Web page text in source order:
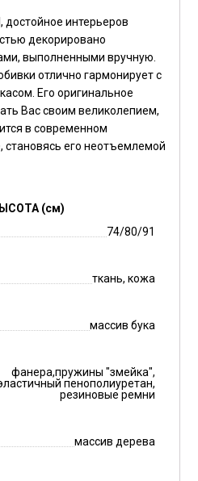
достойное интерьеров
декорировано
выполненными вручную.
отлично гармонирует с
Его оригинальное
Вас своим великолепием,
в современном
становясь его неотъемлемой
(см)
74/80/91
ткань, кожа
массив бука
фанера,пружины "змейка",
пенополиуретан,
резиновые ремни
массив дерева